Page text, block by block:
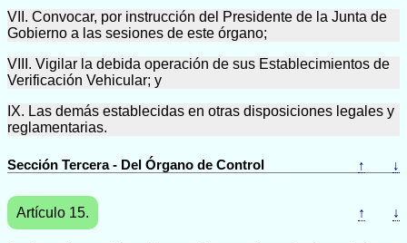
VII. Convocar, por instrucción del Presidente de la Junta de
Gobierno a las sesiones de este órgano;
VIII. Vigilar la debida operación de sus Establecimientos de
Verificación Vehicular; y
IX. Las demás establecidas en otras disposiciones legales y
reglamentarias.
Sección Tercera - Del Órgano de Control ↑ ↓
Artículo 15. ↑ ↓